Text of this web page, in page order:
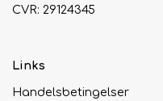
CVR: 29124345
Links
Handelsbetingelser